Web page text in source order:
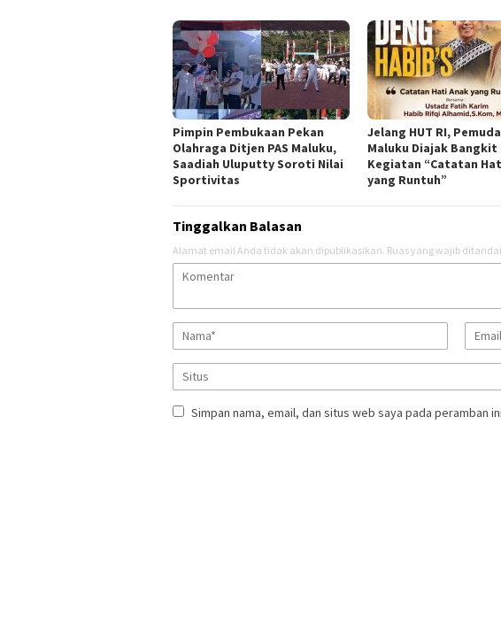
Pimpin Pembukaan Pekan
Olahraga Ditjen PAS Maluku,
Saadiah Uluputty Soroti Nilai
Sportivitas
Jelang HUT RI, Pemuda
Maluku Diajak Bangkit
Kegiatan “Catatan
yang Runtuh”
Tinggalkan Balasan
Alamat email Anda tidak akan dipublikasikan. Ruas yang wajib ditandai
Simpan nama, email, dan situs web saya pada peramban